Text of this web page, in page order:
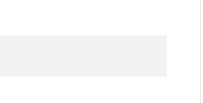
Oprócz wyżej